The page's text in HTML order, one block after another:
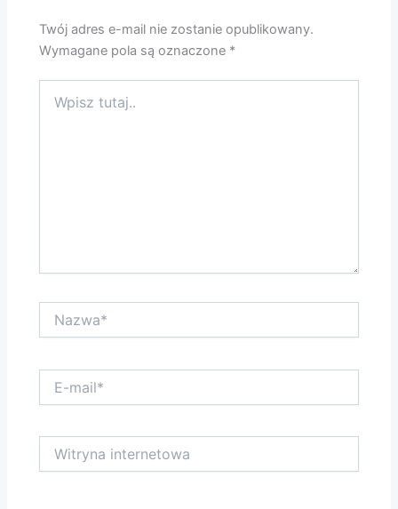
Twój adres e-mail nie zostanie opublikowany.
Wymagane pola są oznaczone *
tutaj..
mail*
internetowa